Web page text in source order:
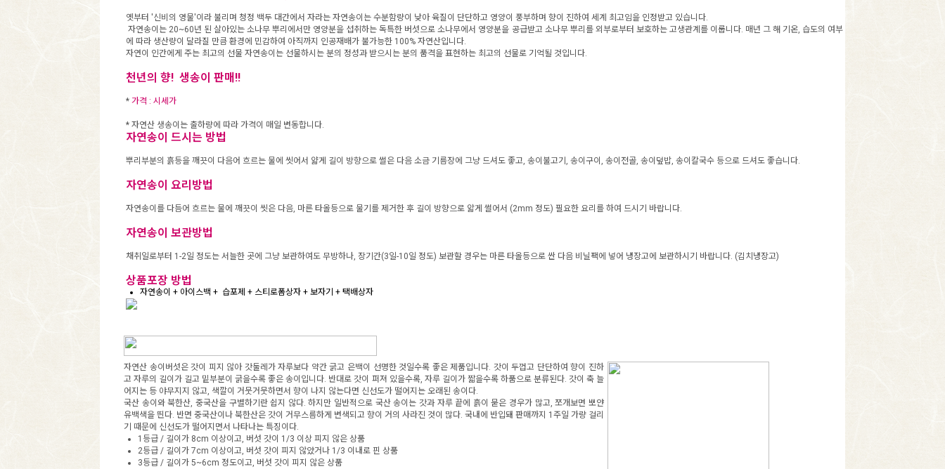
옛부터 '신비의 영물'이라 불리며 청정 백두 대간에서 자라는 자연송이는 수분함량이 낮아 육질이 단단하고 영양이 풍부하며 향이 진하여 세계 최고임을 인정받고 있습니다.
자연송이는 20~60년 된 살아있는 소나무 뿌리에서만 영양분을 섭취하는 독특한 버섯으로 소나무에서 영양분을 공급받고 소나무 뿌리를 외부로부터 보호하는 고생관계를 이룹니다. 매년 그 해 기온, 습도의 여부
에 따라 생산량이 달라질 만큼 환경에 민감하여 아직까지 인공재배가 불가능한 100% 자연산입니다.
자연이 인간에게 주는 최고의 선물 자연송이는 선물하시는 분의 정성과 받으시는 분의 품격을 표현하는 최고의 선물로 기억될 것입니다.
천년의 향! 생송이 판매!!
* 가격 : 시세가
* 자연산 생송이는 출하량에 따라 가격이 매일 변동합니다.
자연송이 드시는 방법
뿌리부분의 흙등을 깨끗이 다음어 흐르는 물에 씻어서 얇게 길이 방향으로 썰은 다음 소금 기름장에 그냥 드셔도 좋고, 송이불고기, 송이구이, 송이전골, 송이덮밥, 송이칼국수 등으로 드셔도 좋습니다.
자연송이 요리방법
자연송이를 다듬어 흐르는 물에 깨끗이 씻은 다음, 마른 타올등으로 물기를 제거한 후 길이 방향으로 앏게 썰어서 (2mm 정도) 필요한 요리를 하여 드시기 바랍니다.
자연송이 보관방법
채취일로부터 1-2일 정도는 서늘한 곳에 그냥 보관하여도 무방하나, 장기간(3일-10일 정도) 보관할 경우는 마른 타올등으로 싼 다음 비닐팩에 넣어 냉장고에 보관하시기 바랍니다. (김치냉장고)
상품포장 방법
자연송이 + 아이스백 + 습포제 + 스티로폼상자 + 보자기 + 택배상자
자연산 송이버섯은 갓이 피지 않아 갓둘레가 자루보다 약간 굵고 은백이 선명한 것일수록 좋은 제품입니다. 갓이 두껍고 단단하여 향이 진하
고 자루의 길이가 길고 밑부분이 굵을수록 좋은 송이입니다. 반대로 갓이 퍼져 있을수록, 자루 길이가 짧을수록 하품으로 분류된다. 갓이 축 늘
어지는 등 야무지지 않고, 색깔이 거뭇거뭇하면서 향이 나지 않는다면 신선도가 떨어지는 오래된 송이다.
국산 송이와 북한산, 중국산을 구별하기란 쉽지 않다. 하지만 일반적으로 국산 송이는 갓과 자루 끝에 흙이 묻은 경우가 많고, 쪼개보면 뽀얀
유백색을 띈다. 반면 중국산이나 북한산은 갓이 거무스름하게 변색되고 향이 거의 사라진 것이 많다. 국내에 반입돼 판매까지 1주일 가량 걸리
기 때문에 신선도가 떨어지면서 나타나는 특징이다.
1등급 / 길이가 8cm 이상이고, 버섯 갓이 1/3 이상 피지 않은 상품
2등급 / 길이가 7cm 이상이고, 버섯 갓이 피지 않았거나 1/3 이내로 핀 상품
3등급 / 길이가 5~6cm 정도이고, 버섯 갓이 피지 않은 상품